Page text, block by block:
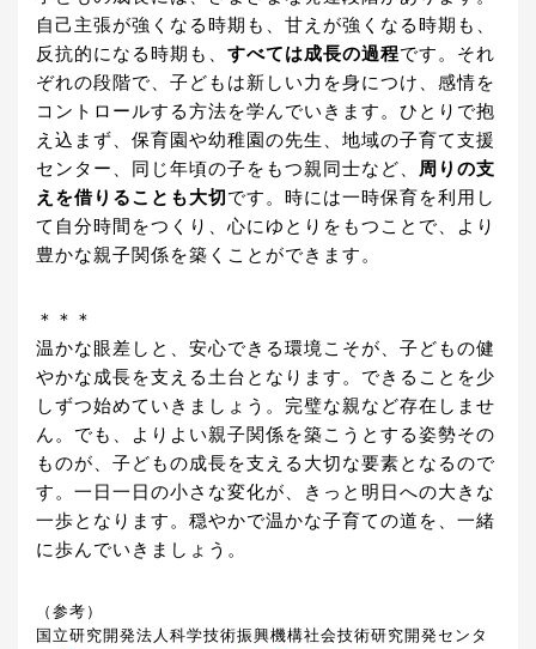
自己主張が強くなる時期も、甘えが強くなる時期も、
反抗的になる時期も、 すべては成長の過程です。それ
ぞれの段階で、子どもは新しい力を身につけ、感情を
コントロールする方法を学んでいきます。ひとりで抱
え込まず、保育園や幼稚園の先生、地域の子育て支援
センター、同じ年頃の子をもつ親同士など、
周りの支
えを借りることも大切 です。時には一時保育を利用し
て自分時間をつくり、心にゆとりをもつことで、より
豊かな親子関係を築くことができます。
＊＊＊
温かな眼差しと、安心できる環境こそが、子どもの健
やかな成長を支える土台となります。できることを少
しずつ始めていきましょう。完璧な親など存在しませ
ん。でも、よりよい親子関係を築こうとする姿勢その
ものが、子どもの成長を支える大切な要素となるので
す。一日一日の小さな変化が、きっと明日への大きな
一歩となります。穏やかで温かな子育ての道を、一緒
に歩んでいきましょう。
（参考）
国立研究開発法人科学技術振興機構社会技術研究開発センタ